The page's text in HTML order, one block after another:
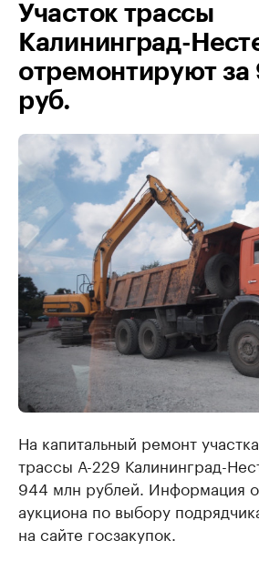
Участок трассы
Калининград-
отремонтируют
руб.
На капитальный ремонт
трассы А-229 Калининград-
944 млн рублей. Информация
аукциона по выбору
на сайте госзакупок.